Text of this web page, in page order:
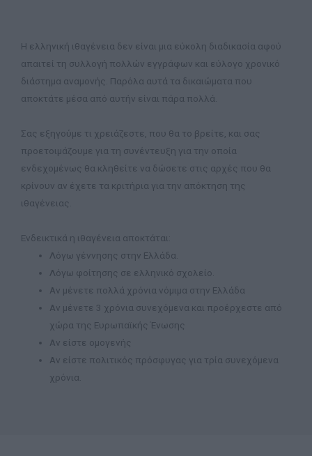
Η ελληνική ιθαγένεια δεν είναι μια εύκολη διαδικασία αφού
απαιτεί τη συλλογή πολλών εγγράφων και εύλογο χρονικό
διάστημα αναμονής. Παρόλα αυτά τα δικαιώματα που
αποκτάτε μέσα από αυτήν είναι πάρα πολλά.
Σας εξηγούμε τι χρειάζεστε, που θα το βρείτε, και σας
προετοιμάζουμε για τη συνέντευξη για την οποία
ενδεχομένως θα κληθείτε να δώσετε στις αρχές που θα
κρίνουν αν έχετε τα κριτήρια για την απόκτηση της
ιθαγένειας.
Ενδεικτικά η ιθαγένεια αποκτάται:
Λόγω γέννησης στην Ελλάδα.
Λόγω φοίτησης σε ελληνικό σχολείο.
Αν μένετε πολλά χρόνια νόμιμα στην Ελλάδα
Αν μένετε 3 χρόνια συνεχόμενα και προέρχεστε από
χώρα της Ευρωπαϊκής Ένωσης
Αν είστε ομογενής
Αν είστε πολιτικός πρόσφυγας για τρία συνεχόμενα
χρόνια.